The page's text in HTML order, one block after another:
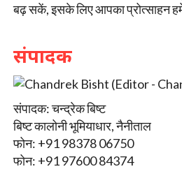
बढ़ सकें, इसके लिए आपका प्रोत्साहन
संपादक
संपादक: चन्द्रेक बिष्ट
बिष्ट कालोनी भूमियाधार, नैनीताल
फोन: +91 98378 06750
फोन: +91 97600 84374